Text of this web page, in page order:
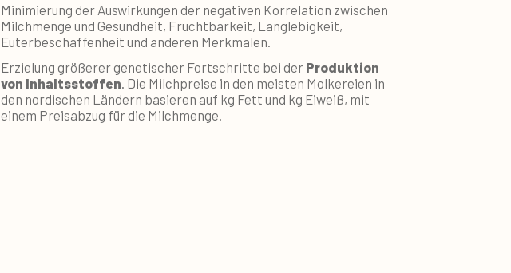
Minimierung der Auswirkungen der negativen Korrelation zwischen
Milchmenge und Gesundheit, Fruchtbarkeit, Langlebigkeit,
Euterbeschaffenheit und anderen Merkmalen.
Erzielung größerer genetischer Fortschritte bei der Produktion
von Inhaltsstoffen. Die Milchpreise in den meisten Molkereien in
den nordischen Ländern basieren auf kg Fett und kg Eiweiß, mit
einem Preisabzug für die Milchmenge.